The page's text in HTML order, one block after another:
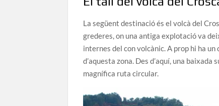
La següent destinació és el volcà del
grederes, on una antiga explotació va
internes del con volcànic. A prop hi ha
d’aquesta zona. Des d’aquí, una
magnífica ruta circular.